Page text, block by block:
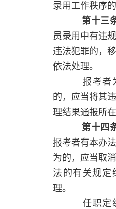
录用工作秩序的
第十三
员录用中有违
违法犯罪的，
依法处理。
报考者
的，应当将其
理结果通报所在
第十四
报考者有本办
为的，应当取
法的有关规定
理。
任职定